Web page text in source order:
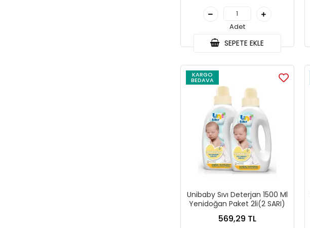
Adet
SEPETE EKLE
KARGO
BEDAVA
Unibaby Sıvı Deterjan 1500 Ml
Yenidoğan Paket 2li(2 SARI)
569,29 TL